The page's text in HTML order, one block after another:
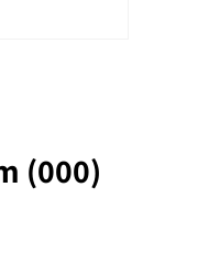
(000)